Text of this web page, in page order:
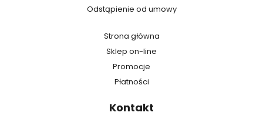
Odstąpienie od umowy
Strona główna
Sklep on-line
Promocje
Płatności
Kontakt